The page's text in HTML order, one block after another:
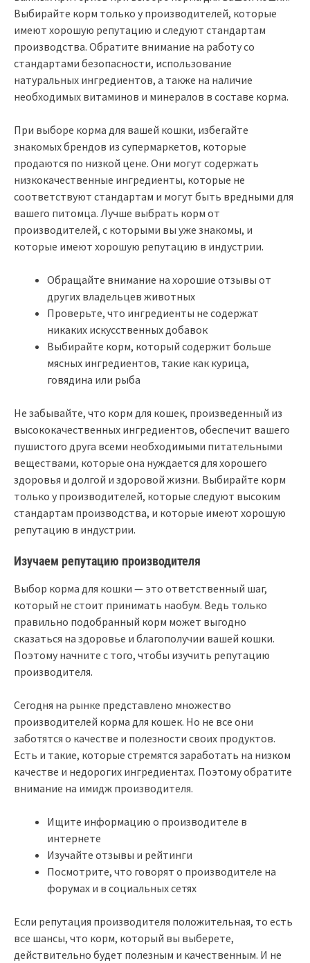
Выбирайте корм только у производителей, которые
имеют хорошую репутацию и следуют стандартам
производства. Обратите внимание на работу со
стандартами безопасности, использование
натуральных ингредиентов, а также на наличие
необходимых витаминов и минералов в составе корма.
При выборе корма для вашей кошки, избегайте
знакомых брендов из супермаркетов, которые
продаются по низкой цене. Они могут содержать
низкокачественные ингредиенты, которые не
соответствуют стандартам и могут быть вредными для
вашего питомца. Лучше выбрать корм от
производителей, с которыми вы уже знакомы, и
которые имеют хорошую репутацию в индустрии.
Обращайте внимание на хорошие отзывы от
других владельцев животных
Проверьте, что ингредиенты не содержат
никаких искусственных добавок
Выбирайте корм, который содержит больше
мясных ингредиентов, такие как курица,
говядина или рыба
Не забывайте, что корм для кошек, произведенный из
высококачественных ингредиентов, обеспечит вашего
пушистого друга всеми необходимыми питательными
веществами, которые она нуждается для хорошего
здоровья и долгой и здоровой жизни. Выбирайте корм
только у производителей, которые следуют высоким
стандартам производства, и которые имеют хорошую
репутацию в индустрии.
Изучаем репутацию производителя
Выбор корма для кошки — это ответственный шаг,
который не стоит принимать наобум. Ведь только
правильно подобранный корм может выгодно
сказаться на здоровье и благополучии вашей кошки.
Поэтому начните с того, чтобы изучить репутацию
производителя.
Сегодня на рынке представлено множество
производителей корма для кошек. Но не все они
заботятся о качестве и полезности своих продуктов.
Есть и такие, которые стремятся заработать на низком
качестве и недорогих ингредиентах. Поэтому обратите
внимание на имидж производителя.
Ищите информацию о производителе в
интернете
Изучайте отзывы и рейтинги
Посмотрите, что говорят о производителе на
форумах и в социальных сетях
Если репутация производителя положительная, то есть
все шансы, что корм, который вы выберете,
действительно будет полезным и качественным. И не